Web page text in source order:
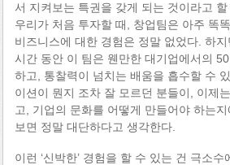
서 지켜보는 특권을 갖게 되는 것이라고
우리가 처음 투자할 때, 창업팀은 아주 똑
비즈니스에 대한 경험은 정말 없었다. 하
시간 동안 이 팀은 웬만한 대기업에서의
하고, 통찰력이 넘치는 배움을 흡수할 수
이션이 뭔지 조차 잘 모르던 분들이, 이제
고, 기업의 문화를 어떻게 만들어야 하는
보면 정말 대단하다고 생각한다.
이런 ‘신박한’ 경험을 할 수 있는 건 극소